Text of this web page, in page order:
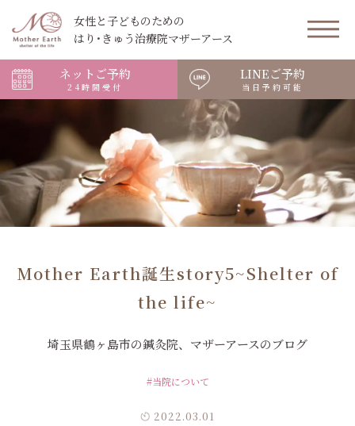
女性と子どものための
はり･きゅう治療院マザーアース
ネットご予約
24時間受付
LINEご予約
当日予約可能
Mother Earth誕生story5~Shelter of
the life~
埼玉県鶴ヶ島市の鍼灸院、マザーアースのブログ
#当院について
2022.03.01